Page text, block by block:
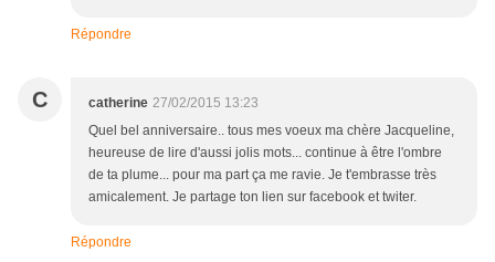
Répondre
C catherine 27/02/2015 13:23
Quel bel anniversaire.. tous mes voeux ma chère Jacqueline,
heureuse de lire d'aussi jolis mots... continue à être l'ombre
de ta plume... pour ma part ça me ravie. Je t'embrasse très
amicalement. Je partage ton lien sur facebook et twiter.
Répondre